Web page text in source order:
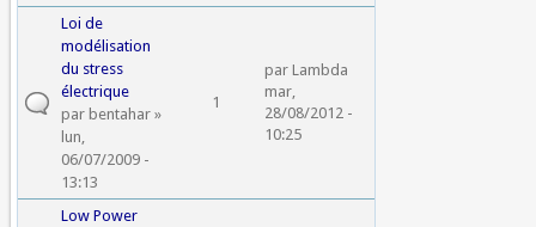
Loi de
modélisation
du stress
électrique
par bentahar »
lun,
06/07/2009 -
13:13
1
parLambda
mar,
28/08/2012 -
10:25
Low Power